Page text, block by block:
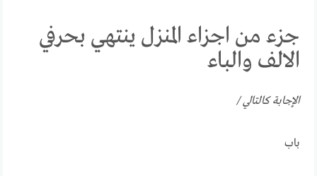
جزء من اجزاء المنزل ينتهي بحرفي
الالف والباء
الإجابة كالتالي /
باب